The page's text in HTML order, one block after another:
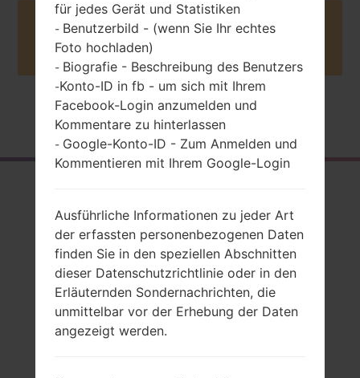
Buy accessories on Amazon
Startseite Serie →LG Gx2 LTE
LGF430L(LGF430L)
akaLG Gx2 LTE
für jedes Gerät und Statistiken
- Benutzerbild - (wenn Sie Ihr echtes
Foto hochladen)
- Biografie - Beschreibung des Benutzers
-Konto-ID in fb - um sich mit Ihrem
Facebook-Login anzumelden und
Kommentare zu hinterlassen
- Google-Konto-ID - Zum Anmelden und
Kommentieren mit Ihrem Google-Login
Ausführliche Informationen zu jeder Art
der erfassten personenbezogenen Daten
finden Sie in den speziellen Abschnitten
dieser Datenschutzrichtlinie oder in den
Erläuternden Sondernachrichten, die
unmittelbar vor der Erhebung der Daten
angezeigt werden.